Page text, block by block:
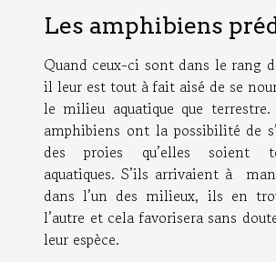
Les amphibiens
Quand ceux-ci sont dans le rang
il leur est tout à fait aisé de se
le milieu aquatique que
amphibiens ont la possibilité de
des proies qu’elles soient
aquatiques. S’ils arrivaient à
dans l’un des milieux, ils en
l’autre et cela favorisera sans
leur espèce.